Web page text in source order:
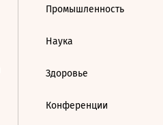
Промышленность
Наука
Здоровье
Конференции